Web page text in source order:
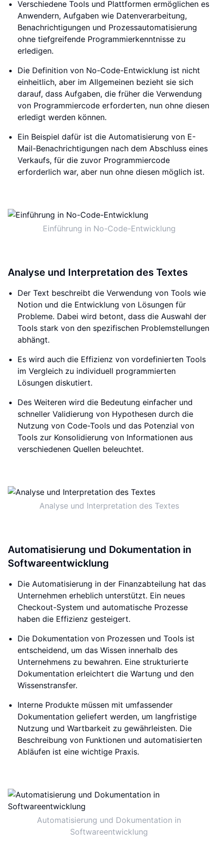
Verschiedene Tools und Plattformen ermöglichen es
Anwendern, Aufgaben wie Datenverarbeitung,
Benachrichtigungen und Prozessautomatisierung
ohne tiefgreifende Programmierkenntnisse zu
erledigen.
Die Definition von No-Code-Entwicklung ist nicht
einheitlich, aber im Allgemeinen bezieht sie sich
darauf, dass Aufgaben, die früher die Verwendung
von Programmiercode erforderten, nun ohne diesen
erledigt werden können.
Ein Beispiel dafür ist die Automatisierung von E-
Mail-Benachrichtigungen nach dem Abschluss eines
Verkaufs, für die zuvor Programmiercode
erforderlich war, aber nun ohne diesen möglich ist.
Einführung in No-Code-Entwicklung
Analyse und Interpretation des Textes
Der Text beschreibt die Verwendung von Tools wie
Notion und die Entwicklung von Lösungen für
Probleme. Dabei wird betont, dass die Auswahl der
Tools stark von den spezifischen Problemstellungen
abhängt.
Es wird auch die Effizienz von vordefinierten Tools
im Vergleich zu individuell programmierten
Lösungen diskutiert.
Des Weiteren wird die Bedeutung einfacher und
schneller Validierung von Hypothesen durch die
Nutzung von Code-Tools und das Potenzial von
Tools zur Konsolidierung von Informationen aus
verschiedenen Quellen beleuchtet.
Analyse und Interpretation des Textes
Automatisierung und Dokumentation in
Softwareentwicklung
Die Automatisierung in der Finanzabteilung hat das
Unternehmen erheblich unterstützt. Ein neues
Checkout-System und automatische Prozesse
haben die Effizienz gesteigert.
Die Dokumentation von Prozessen und Tools ist
entscheidend, um das Wissen innerhalb des
Unternehmens zu bewahren. Eine strukturierte
Dokumentation erleichtert die Wartung und den
Wissenstransfer.
Interne Produkte müssen mit umfassender
Dokumentation geliefert werden, um langfristige
Nutzung und Wartbarkeit zu gewährleisten. Die
Beschreibung von Funktionen und automatisierten
Abläufen ist eine wichtige Praxis.
Automatisierung und Dokumentation in
Softwareentwicklung